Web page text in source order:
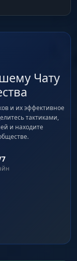
Чату
и их эффективное
тактиками,
и находите